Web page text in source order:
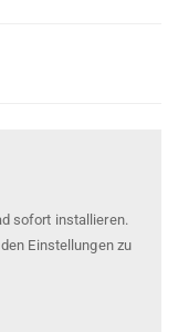
sofort installieren.
Einstellungen zu